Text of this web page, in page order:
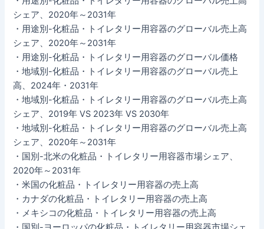
シェア、2020年～2031年
・用途別-化粧品・トイレタリー用容器のグローバル売上高
シェア、2020年～2031年
・用途別-化粧品・トイレタリー用容器のグローバル価格
・地域別-化粧品・トイレタリー用容器のグローバル売上
高、2024年・2031年
・地域別-化粧品・トイレタリー用容器のグローバル売上高
シェア、2019年 VS 2023年 VS 2030年
・地域別-化粧品・トイレタリー用容器のグローバル売上高
シェア、2020年～2031年
・国別-北米の化粧品・トイレタリー用容器市場シェア、
2020年～2031年
・米国の化粧品・トイレタリー用容器の売上高
・カナダの化粧品・トイレタリー用容器の売上高
・メキシコの化粧品・トイレタリー用容器の売上高